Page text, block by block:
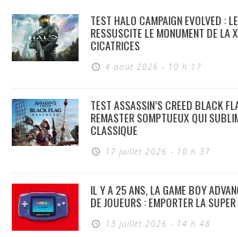
TEST HALO CAMPAIGN EVOLVED :
RESSUSCITE LE MONUMENT DE LA
CICATRICES
4 août 2026 - 10 h 17
TEST ASSASSIN’S CREED BLACK
REMASTER SOMPTUEUX QUI
CLASSIQUE
17 juillet 2026 - 10 h 37
IL Y A 25 ANS, LA GAME BOY
DE JOUEURS : EMPORTER LA
13 juillet 2026 - 14 h 48